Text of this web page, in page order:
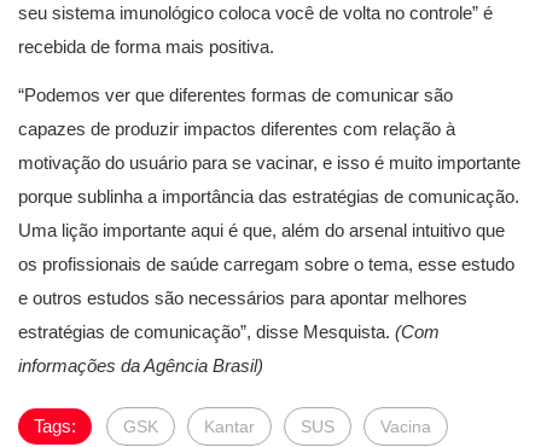
seu sistema imunológico coloca você de volta no controle” é
recebida de forma mais positiva.
“Podemos ver que diferentes formas de comunicar são
capazes de produzir impactos diferentes com relação à
motivação do usuário para se vacinar, e isso é muito importante
porque sublinha a importância das estratégias de comunicação.
Uma lição importante aqui é que, além do arsenal intuitivo que
os profissionais de saúde carregam sobre o tema, esse estudo
e outros estudos são necessários para apontar melhores
estratégias de comunicação”, disse Mesquista. (Com
informações da Agência Brasil)
Tags: GSK Kantar SUS Vacina